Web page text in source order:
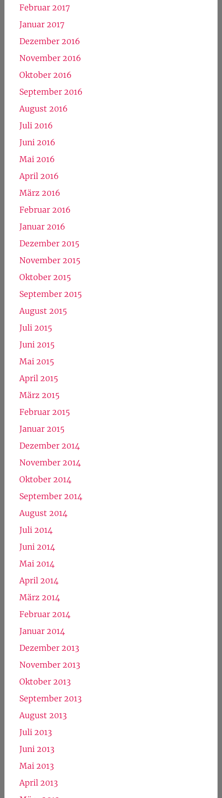
Februar 2017
Januar 2017
Dezember 2016
November 2016
Oktober 2016
September 2016
August 2016
Juli 2016
Juni 2016
Mai 2016
April 2016
März 2016
Februar 2016
Januar 2016
Dezember 2015
November 2015
Oktober 2015
September 2015
August 2015
Juli 2015
Juni 2015
Mai 2015
April 2015
März 2015
Februar 2015
Januar 2015
Dezember 2014
November 2014
Oktober 2014
September 2014
August 2014
Juli 2014
Juni 2014
Mai 2014
April 2014
März 2014
Februar 2014
Januar 2014
Dezember 2013
November 2013
Oktober 2013
September 2013
August 2013
Juli 2013
Juni 2013
Mai 2013
April 2013